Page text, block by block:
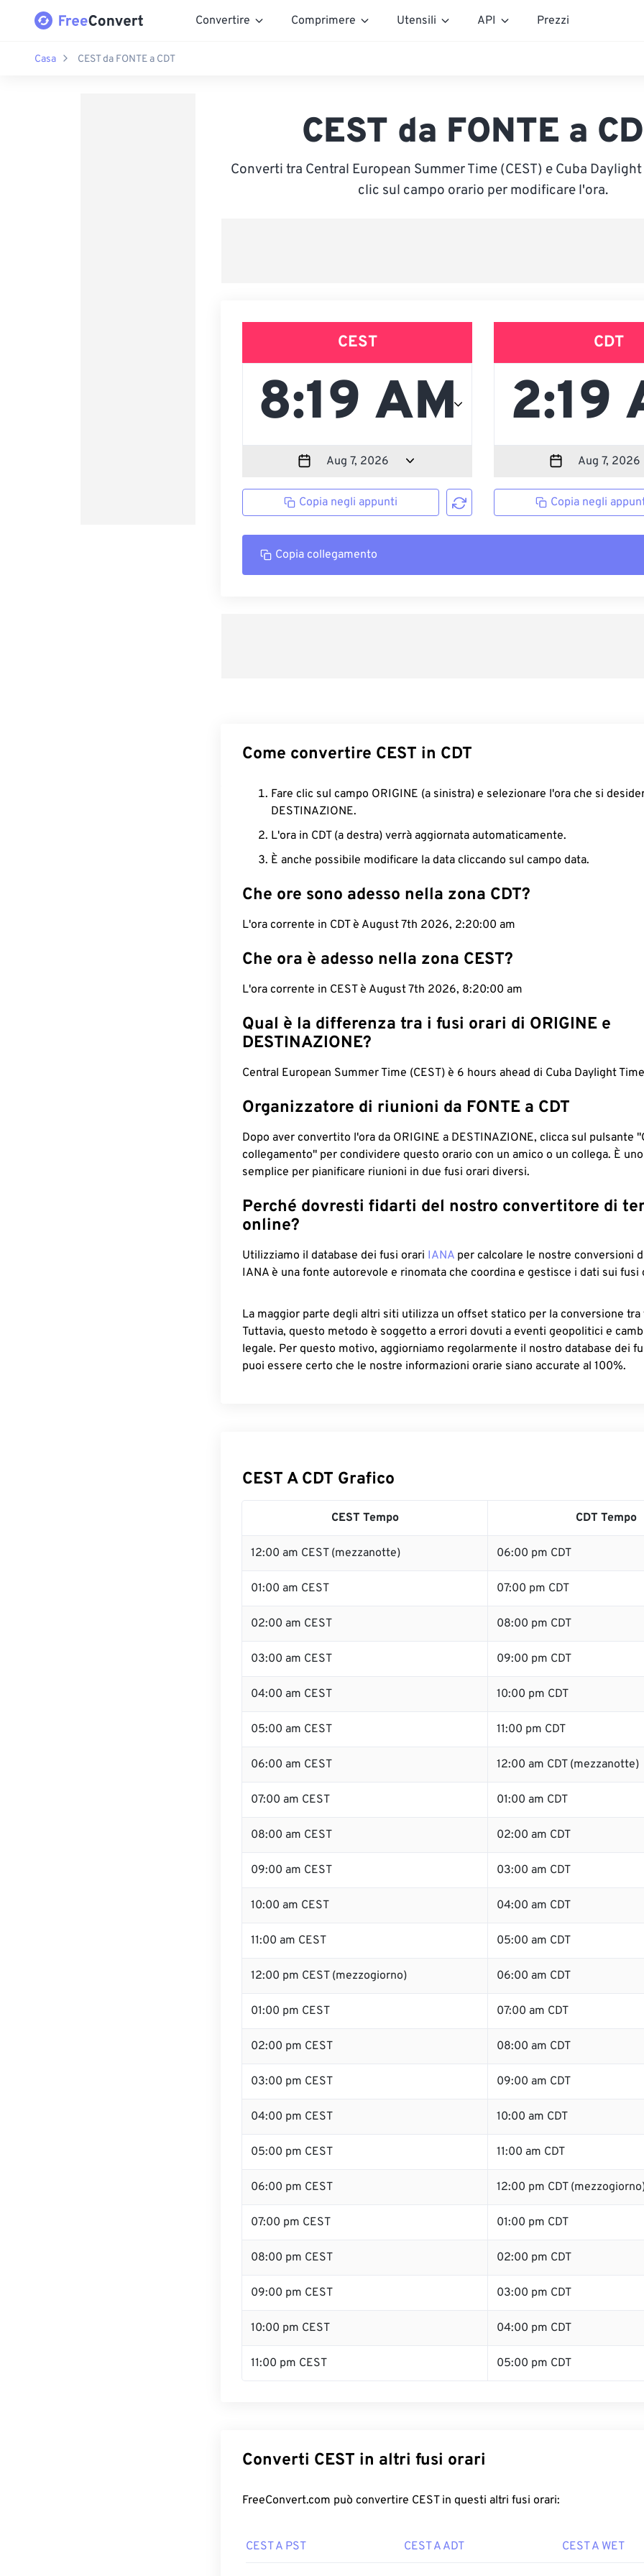
Convertire Comprimere Utensili API Prezzi
Casa CEST da FONTE a CDT
CEST da FONTE a
Converti tra Central European Summer Time (CEST) e Cuba Daylight
clic sul campo orario per modificare l'ora.
CEST
Copia negli appunti
CDT
Copia negli
Copia collegamento
Come convertire CEST in CDT
Fare clic sul campo ORIGINE (a sinistra) e selezionare l'ora che si
DESTINAZIONE.
L'ora in CDT (a destra) verrà aggiornata automaticamente.
È anche possibile modificare la data cliccando sul campo data.
Che ore sono adesso nella zona CDT?
L'ora corrente in CDT è August 7th 2026, 2:20:00 am
Che ora è adesso nella zona CEST?
L'ora corrente in CEST è August 7th 2026, 8:20:00 am
Qual è la differenza tra i fusi orari di ORIGINE e
DESTINAZIONE?
Central European Summer Time (CEST) è 6 hours ahead di Cuba Daylight
Organizzatore di riunioni da FONTE a CDT
Dopo aver convertito l'ora da ORIGINE a DESTINAZIONE, clicca sul pulsante
collegamento" per condividere questo orario con un amico o un collega. È
semplice per pianificare riunioni in due fusi orari diversi.
Perché dovresti fidarti del nostro convertitore di
online?
Utilizziamo il database dei fusi orari IANA per calcolare le nostre conversioni
IANA è una fonte autorevole e rinomata che coordina e gestisce i dati sui fusi
La maggior parte degli altri siti utilizza un offset statico per la conversione tra
Tuttavia, questo metodo è soggetto a errori dovuti a eventi geopolitici e
legale. Per questo motivo, aggiorniamo regolarmente il nostro database dei
puoi essere certo che le nostre informazioni orarie siano accurate al 100%.
CEST A CDT Grafico
CEST Tempo CDT Tempo
12:00 am CEST (mezzanotte) 06:00 pm CDT
01:00 am CEST 07:00 pm CDT
02:00 am CEST 08:00 pm CDT
03:00 am CEST 09:00 pm CDT
04:00 am CEST 10:00 pm CDT
05:00 am CEST 11:00 pm CDT
06:00 am CEST 12:00 am CDT (mezzanotte)
07:00 am CEST 01:00 am CDT
08:00 am CEST 02:00 am CDT
09:00 am CEST 03:00 am CDT
10:00 am CEST 04:00 am CDT
11:00 am CEST 05:00 am CDT
12:00 pm CEST (mezzogiorno) 06:00 am CDT
01:00 pm CEST 07:00 am CDT
02:00 pm CEST 08:00 am CDT
03:00 pm CEST 09:00 am CDT
04:00 pm CEST 10:00 am CDT
05:00 pm CEST 11:00 am CDT
06:00 pm CEST 12:00 pm CDT
07:00 pm CEST 01:00 pm CDT
08:00 pm CEST 02:00 pm CDT
09:00 pm CEST 03:00 pm CDT
10:00 pm CEST 04:00 pm CDT
11:00 pm CEST 05:00 pm CDT
Converti CEST in altri fusi orari
FreeConvert.com può convertire CEST in questi altri fusi orari:
CEST A PST CEST A ADT CEST A WET